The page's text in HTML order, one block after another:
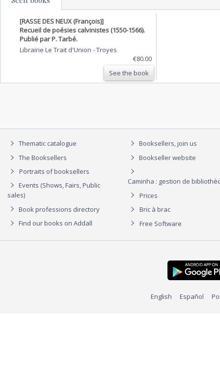
[RASSE DES NEUX (François)]
Recueil de poésies calvinistes (1550-1566).
Publié par P. Tarbé.
Librairie Le Trait d'Union -Troyes
€80.00
See the book
Thematic catalogue
The Booksellers
Portraits of booksellers
Events (Shows, Fairs, Public
sales)
Book professions directory
Find our books on Addall
Booksellers, join us
Bookseller website
Caminha : gestion de
Prices
Bric à brac
Free Software
English Español